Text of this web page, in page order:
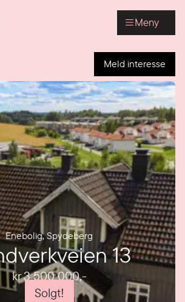
Meny
Meld interesse
Enebolig,Spydeberg
13
kr 3 500 000,-
Solgt!